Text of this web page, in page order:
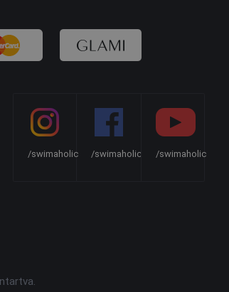
/swimaholic /swimaholic /swimaholic